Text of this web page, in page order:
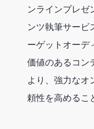
ンラインプレゼ
ンツ執筆サービ
ーゲットオーデ
価値のあるコン
より、強力なオ
頼性を高めるこ